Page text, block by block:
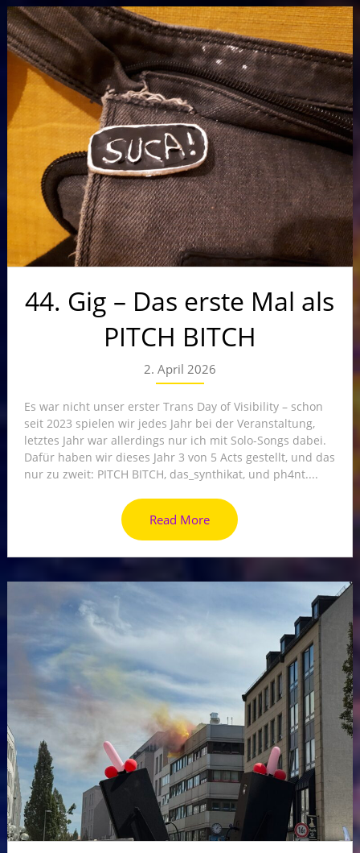
44. Gig – Das erste Mal als
PITCH BITCH
2. April 2026
Es war nicht unser erster Trans Day of Visibility – schon
seit 2023 spielen wir jedes Jahr bei der Veranstaltung,
letztes Jahr war allerdings nur ich mit Solo-Songs dabei.
Dafür haben wir dieses Jahr 3 von 5 Acts gestellt, und das
nur zu zweit: PITCH BITCH, das_synthikat, und ph4nt....
Read More